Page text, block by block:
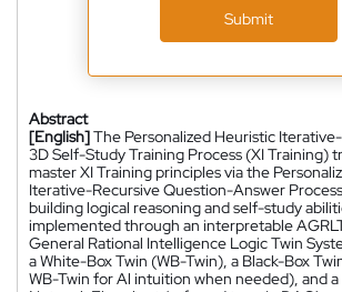
Submit
Abstract
[English]The Personalized Heuristic
3D Self-Study Training Process (XI Training)
master XI Training principles via the
Iterative-Recursive Question-Answer
building logical reasoning and self-study
implemented through an interpretable
General Rational Intelligence Logic Twin
a White-Box Twin (WB-Twin), a Black-Box
WB-Twin for Al intuition when needed), and a